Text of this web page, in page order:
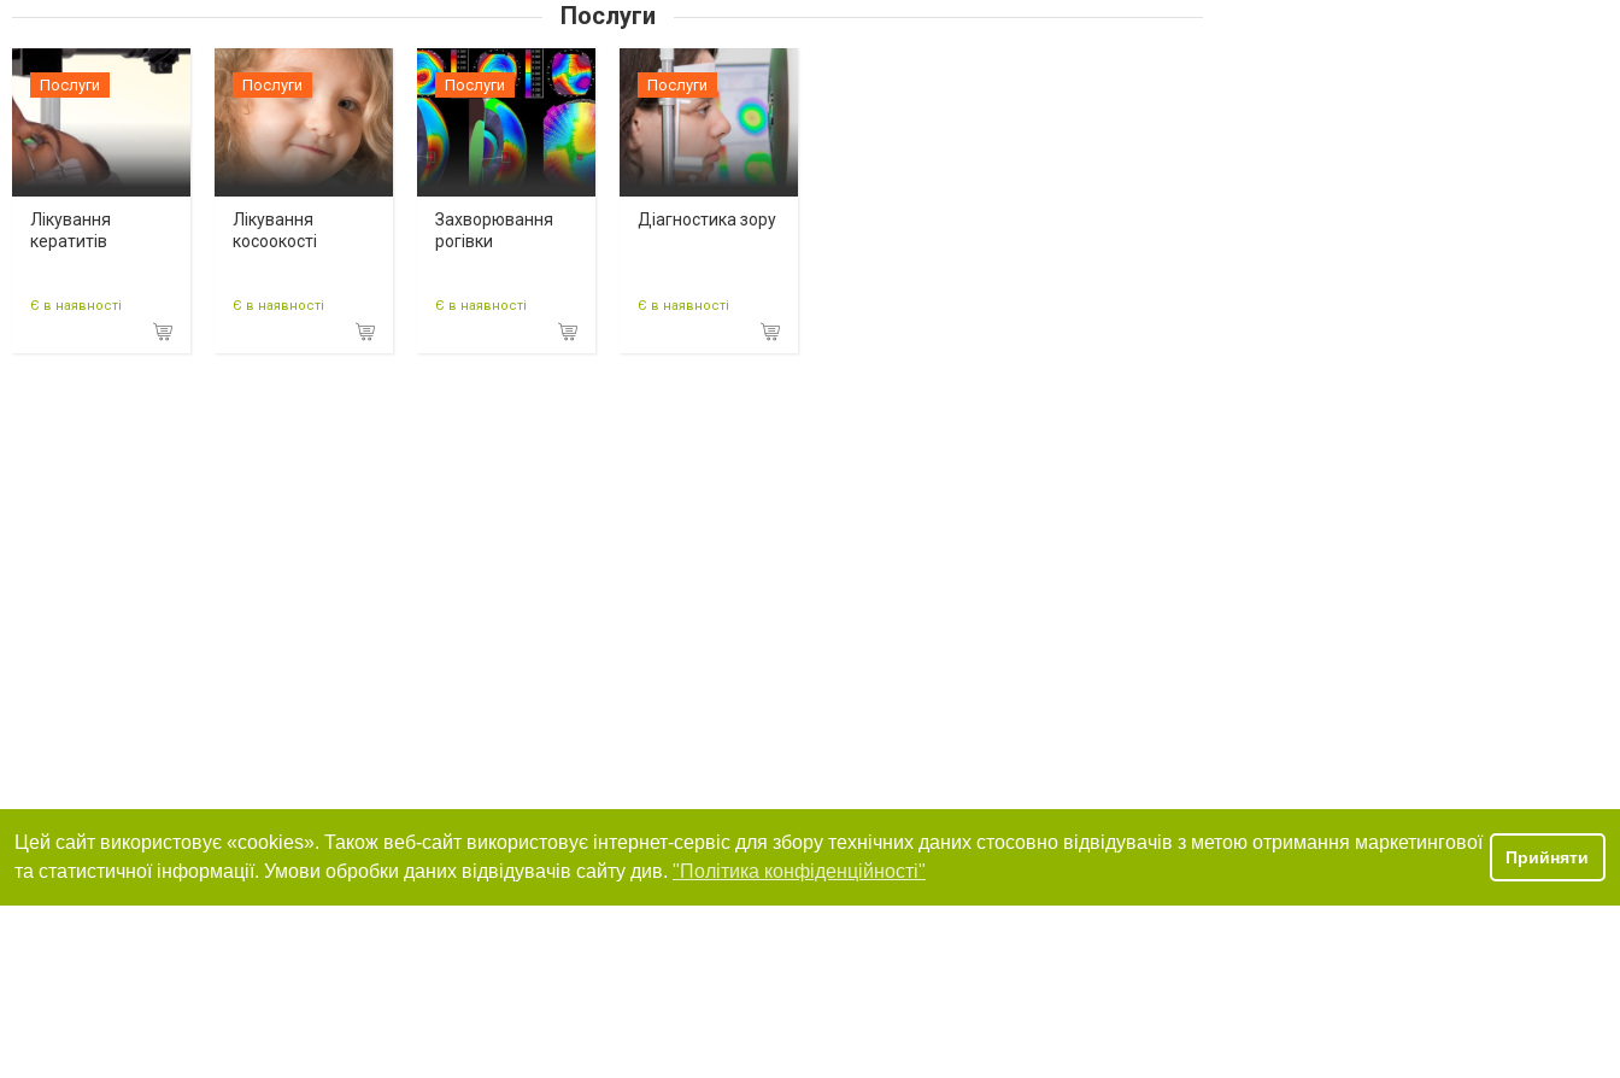
Послуги
Послуги
Лікування
кератитів
Є в наявності
Послуги
Лікування
косоокості
Є в наявності
Послуги
Захворювання
рогівки
Є в наявності
Послуги
Діагностика зору
Є в наявності
Цей сайт використовує «cookies». Також веб-сайт використовує інтернет-сервіс для збору технічних даних стосовно відвідувачів з метою отримання маркетингової
та статистичної інформації. Умови обробки даних відвідувачів сайту див. "Політика конфіденційності"
Прийняти